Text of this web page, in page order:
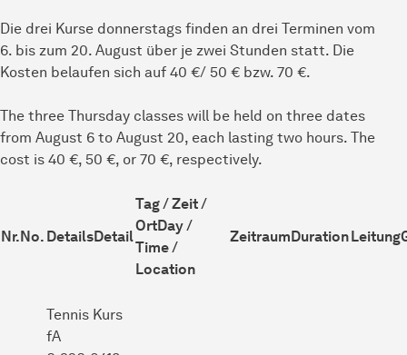
Die drei Kurse donnerstags finden an drei Terminen vom
6. bis zum 20. August über je zwei Stunden statt. Die
Kosten belaufen sich auf 40 €/ 50 € bzw. 70 €.
The three Thursday classes will be held on three dates
from August 6 to August 20, each lasting two hours. The
cost is 40 €, 50 €, or 70 €, respectively.
Nr.No. DetailsDetail
Tag / Zeit /
OrtDay /
Time /
Location
ZeitraumDurationLeitung
Tennis Kurs
fA